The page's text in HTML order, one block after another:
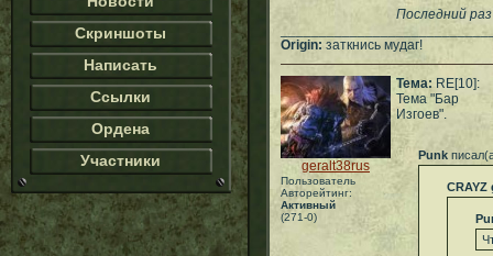
Скриншоты
Написать
Ссылки
Ордена
Участники
Последний
Origin: заткнись мудаг!
geralt38rus
Пользователь
Авторейтинг:
Активный
(271-0)
Тема: RE[10]:
Тема "Бар
Изгоев".
Punk
CRAYZ